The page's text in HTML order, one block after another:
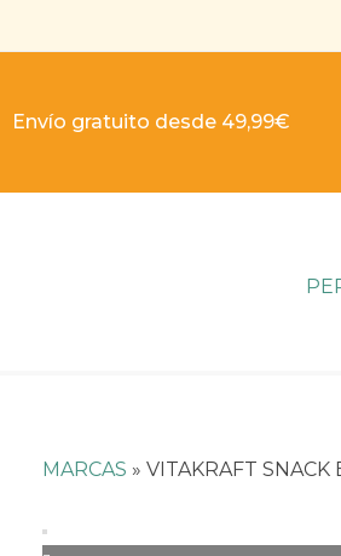
Envío gratuito desde 49,99€
MARCAS » VITAKRAFT